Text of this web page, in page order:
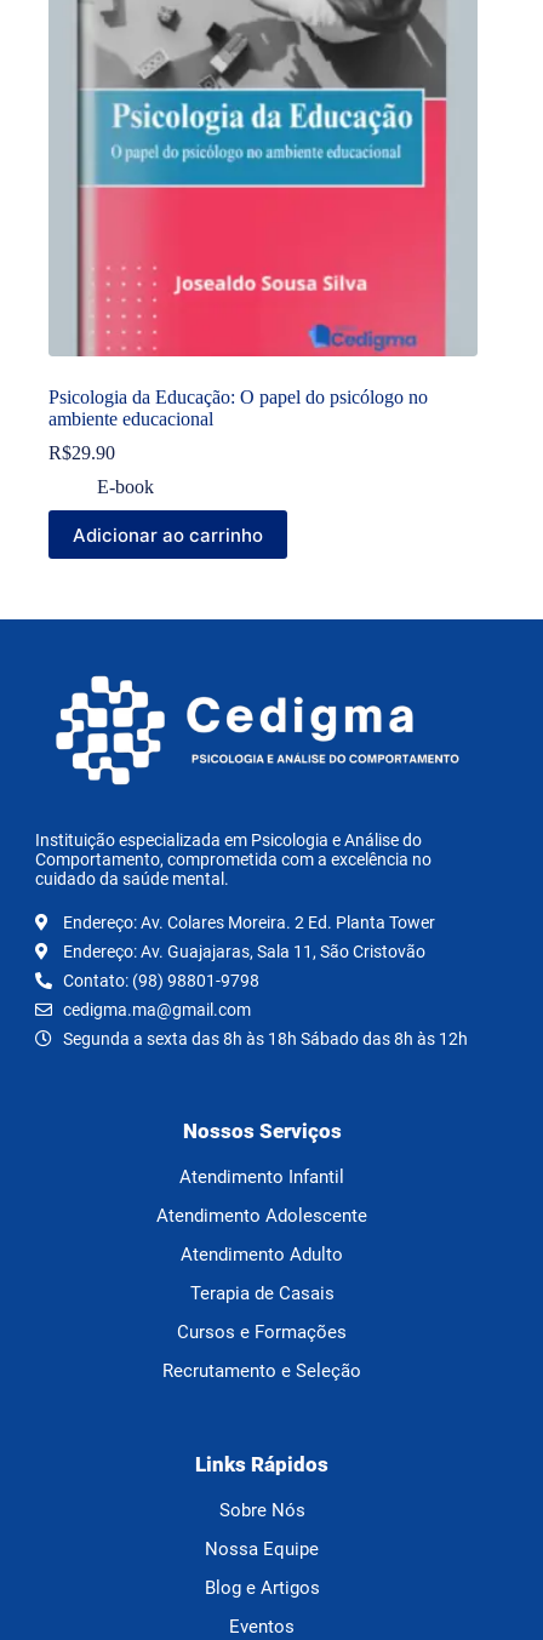
Psicologia da Educação: O papel do psicólogo no
ambiente educacional
R$29.90
E-book
Adicionar ao carrinho
Instituição especializada em Psicologia e Análise do
Comportamento, comprometida com a excelência no
cuidado da saúde mental.
Endereço: Av. Colares Moreira. 2 Ed. Planta Tower
Endereço: Av. Guajajaras, Sala 11, São Cristovão
Contato: (98) 98801-9798
cedigma.ma@gmail.com
Segunda a sexta das 8h às 18h Sábado das 8h às 12h
Nossos Serviços
Atendimento Infantil
Atendimento Adolescente
Atendimento Adulto
Terapia de Casais
Cursos e Formações
Recrutamento e Seleção
Links Rápidos
Sobre Nós
Nossa Equipe
Blog e Artigos
Eventos